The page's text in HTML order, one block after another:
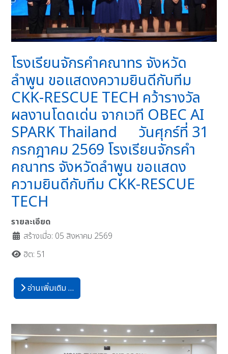
โรงเรียนจักรคำคณาทร จังหวัด
ลำพูน ขอแสดงความยินดีกับทีม
CKK-RESCUE TECH คว้ารางวัล
ผลงานโดดเด่น จากเวที OBEC AI
SPARK Thailand วันศุกร์ที่ 31
กรกฎาคม 2569 โรงเรียนจักรคำ
คณาทร จังหวัดลำพูน ขอแสดง
ความยินดีกับทีม CKK-RESCUE
TECH
รายละเอียด
สร้างเมื่อ: 05 สิงหาคม 2569
ฮิต: 51
อ่านเพิ่มเติม …